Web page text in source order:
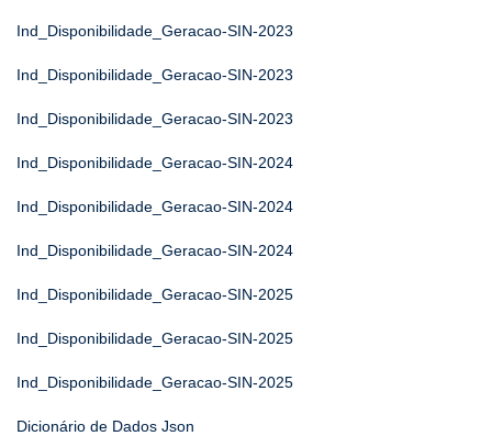
Ind_Disponibilidade_Geracao-SIN-2023
Ind_Disponibilidade_Geracao-SIN-2023
Ind_Disponibilidade_Geracao-SIN-2023
Ind_Disponibilidade_Geracao-SIN-2024
Ind_Disponibilidade_Geracao-SIN-2024
Ind_Disponibilidade_Geracao-SIN-2024
Ind_Disponibilidade_Geracao-SIN-2025
Ind_Disponibilidade_Geracao-SIN-2025
Ind_Disponibilidade_Geracao-SIN-2025
Dicionário de Dados Json